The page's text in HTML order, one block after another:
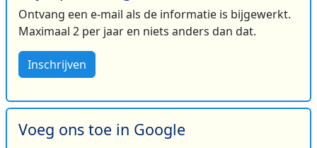
Ontvang een e-mail als de informatie is bijgewerkt.
Maximaal 2 per jaar en niets anders dan dat.
Inschrijven
Voeg ons toe in Google